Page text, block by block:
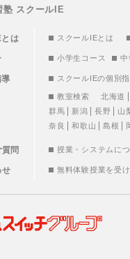
塾 スクールIE
は スクールIEとは
小学生コース 中
導 スクールIEの個別
教室検索 北海道
群馬
新潟 長野 山
奈良
和歌山 島根
問 授業・システムに
せ 無料体験授業を受